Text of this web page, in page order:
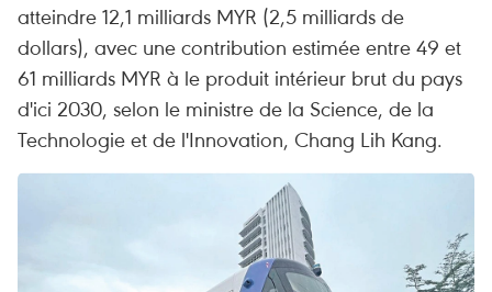
atteindre 12,1 milliards MYR (2,5 milliards de
dollars), avec une contribution estimée entre 49 et
61 milliards MYR à le produit intérieur brut du pays
d'ici 2030, selon le ministre de la Science, de la
Technologie et de l'Innovation, Chang Lih Kang.